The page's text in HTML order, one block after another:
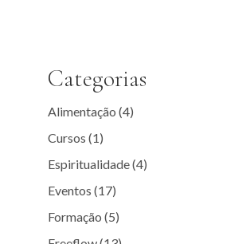
Categorias
Alimentação (4)
Cursos (1)
Espiritualidade(4)
Eventos (17)
Formação (5)